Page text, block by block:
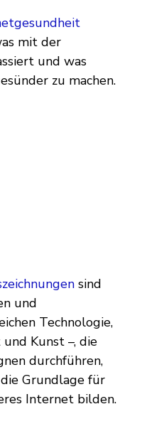
mit der
und was
zu machen.
sind
und
Technologie,
Kunst –, die
durchführen,
Grundlage für
Internet bilden.